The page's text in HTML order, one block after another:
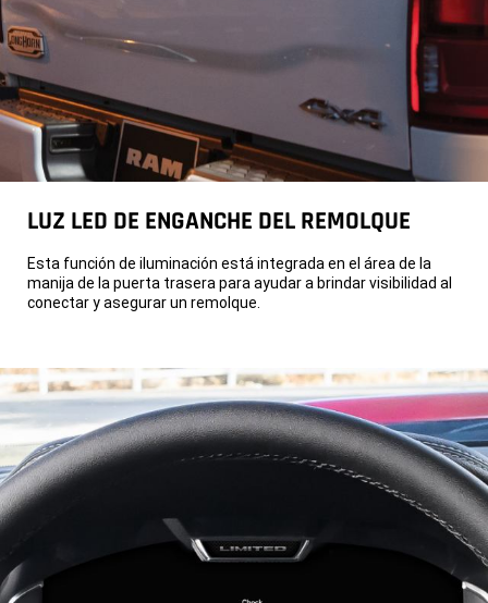
LUZ LED DE ENGANCHE DEL REMOLQUE
Esta función de iluminación está integrada en el área de la
manija de la puerta trasera para ayudar a brindar visibilidad al
conectar y asegurar un remolque.